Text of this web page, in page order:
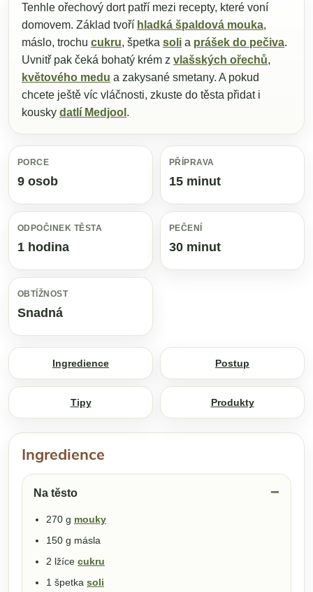
Tenhle ořechový dort patří mezi recepty, které voní
domovem. Základ tvoří hladká špaldová mouka,
máslo, trochu cukru, špetka soli a prášek do pečiva.
Uvnitř pak čeká bohatý krém z vlašských ořechů,
květového medu a zakysané smetany. A pokud
chcete ještě víc vláčnosti, zkuste do těsta přidat i
kousky datlí Medjool .
PORCE
9 osob
PŘÍPRAVA
15 minut
ODPOČINEK TĚSTA
1 hodina
PEČENÍ
30 minut
OBTÍŽNOST
Snadná
Ingredience Postup
Tipy Produkty
Ingredience
Na těsto
270 g mouky
150 g másla
2 lžíce cukru
1 špetka soli